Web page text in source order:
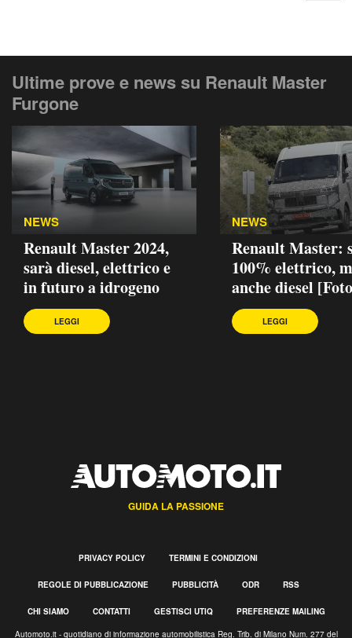
Ultime prove e news su Renault Master
Furgone
NEWS
Renault Master 2024,
sarà diesel, elettrico e
in futuro a idrogeno
LEGGI
NEWS
Renault Master:
100% elettrico,
anche diesel
LEGGI
GUIDA LA PASSIONE
PRIVACY POLICY TERMINI E CONDIZIONI
REGOLE DI PUBBLICAZIONE PUBBLICITÀ ODR RSS
CHI SIAMO CONTATTI GESTISCI UTIQ PREFERENZE MAILING
Automoto.it - quotidiano di informazione automobilistica Reg. Trib. di Milano Num. 277 del